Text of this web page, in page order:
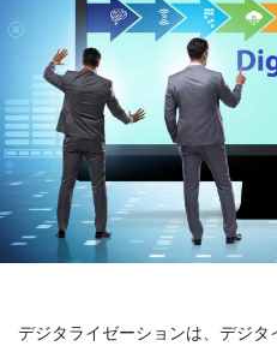
デジタライゼーションは、デジタ